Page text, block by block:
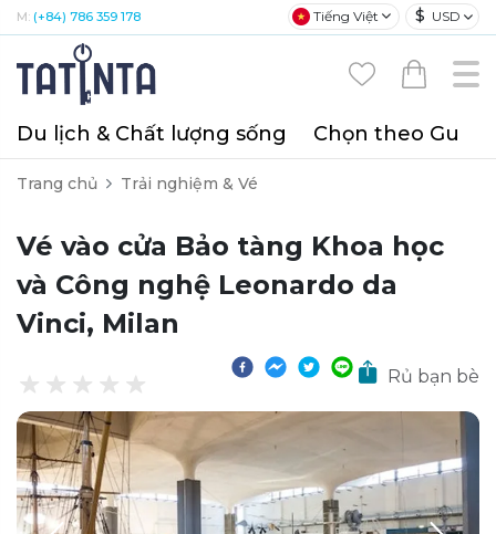
M: (+84) 786 359 178 Tiếng Việt $ USD
Du lịch & Chất lượng sống Chọn theo Gu
Trang chủ Trải nghiệm & Vé
Vé vào cửa Bảo tàng Khoa học
và Công nghệ Leonardo da
Vinci, Milan
Rủ bạn bè